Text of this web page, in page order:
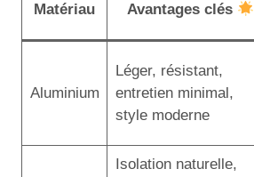
Matériau Avantages clés
Aluminium
Léger, résistant,
entretien minimal,
style moderne
Isolation naturelle,